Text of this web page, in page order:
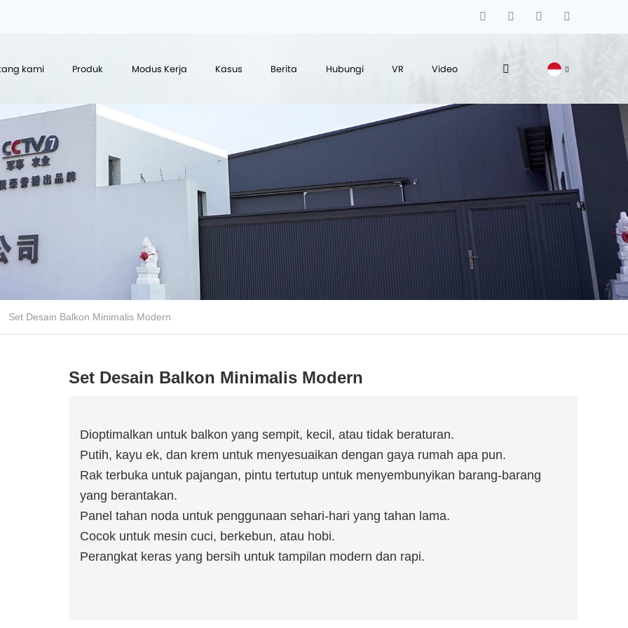
kami Produk Modus Kerja Kasus Berita Hubungi VR Video
Set Desain Balkon Minimalis Modern
Set Desain Balkon Minimalis Modern
Dioptimalkan untuk balkon yang sempit, kecil, atau tidak beraturan.
Putih, kayu ek, dan krem ​​untuk menyesuaikan dengan gaya rumah apa pun.
Rak terbuka untuk pajangan, pintu tertutup untuk menyembunyikan barang-barang
yang berantakan.
Panel tahan noda untuk penggunaan sehari-hari yang tahan lama.
Cocok untuk mesin cuci, berkebun, atau hobi.
Perangkat keras yang bersih untuk tampilan modern dan rapi.